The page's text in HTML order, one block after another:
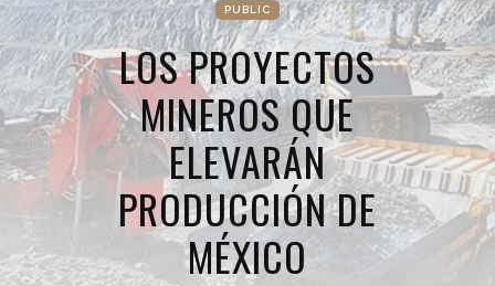
PUBLIC
LOS PROYECTOS
MINEROS QUE
ELEVARÁN
PRODUCCIÓN DE
MÉXICO